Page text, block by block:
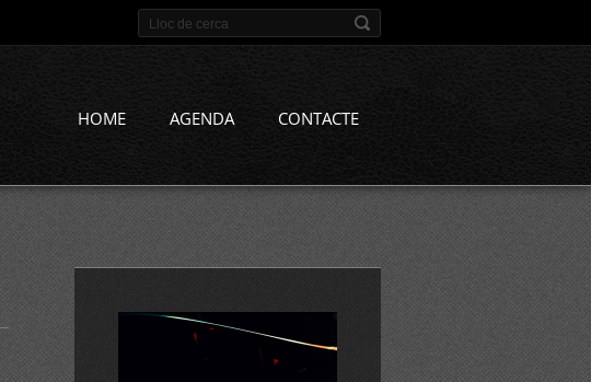
HOME AGENDA CONTACTE